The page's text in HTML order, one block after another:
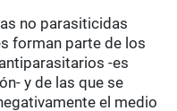
no parasiticidas
forman parte de los
-es
y de las que se
el medio